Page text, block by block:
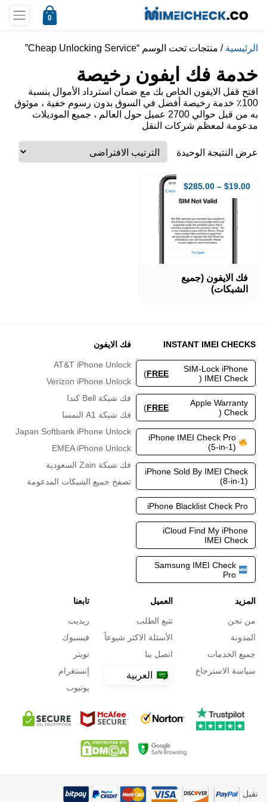
0
الرئيسية / منتجات تحت الوسم “Cheap Unlocking Service”
خدمة فك ايفون رخيصة
افتح قفل الايفون الخاص بك مع ضمان استرداد الأموال بنسبة
100٪ خدمة رخيصة أفضل في السوق بدون رسوم خفية ، موثوق
به من قبل حوالي 2700 عميل حول العالم ، جميع الموديلات
مدعومة لمعظم شركات النقل
عرض النتيجة الوحيدة
فك الايفون (جميع
الشبكات)
$19.00
–
$285.00
العديد
من
يمكن
اختيار
الخيارات
على
صفحة
المنتج
INSTANT IMEI CHECKS
SIM-Lock iPhone
IMEI Check (
FREE
)
Apple Warranty
Check (
FREE
)
iPhone IMEI Check Pro
(5-in-1)
iPhone Sold By IMEI Check
(8-in-1)
iPhone Blacklist Check Pro
iCloud Find My iPhone
IMEI Check
Samsung IMEI Check
Pro
فك الايفون
AT&T iPhone Unlock
Verizon iPhone Unlock
فك شبكة Bell كندا
فك شبكة A1 النمسا
Japan Softbank iPhone Unlock
EMEA iPhone Unlock
فك شبكة Zain السعودية
تصفح جميع الشبكات المدعومة
المزيد
من نحن
المدونة
جميع الخدمات
سياسة الاسترجاع
العميل
تتبع الطلب
الأسئلة الاكثر شيوعاً
اتصل بنا
العربية
تابعنا
ريديت
فيسبوك
تويتر
إنستغرام
يوتيوب
نقبل